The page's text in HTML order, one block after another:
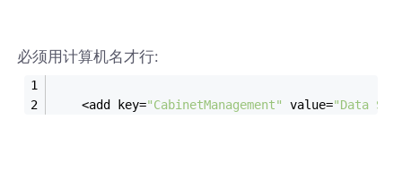
必须用计算机名才行:
    <add key=
"CabinetManagement" value="Data